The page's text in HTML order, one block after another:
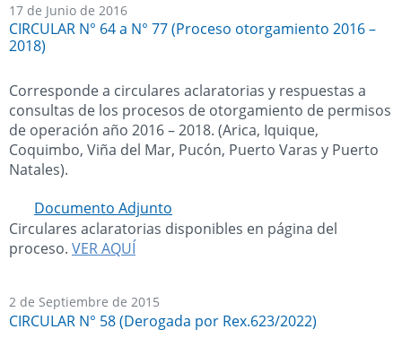
17 de Junio de 2016
CIRCULAR N° 64 a N° 77 (Proceso otorgamiento 2016 –
2018)
Corresponde a circulares aclaratorias y respuestas a
consultas de los procesos de otorgamiento de permisos
de operación año 2016 – 2018. (Arica, Iquique,
Coquimbo, Viña del Mar, Pucón, Puerto Varas y Puerto
Natales).
Documento Adjunto
Circulares aclaratorias disponibles en página del
proceso. VER AQUÍ
2 de Septiembre de 2015
CIRCULAR N° 58 (Derogada por Rex.623/2022)